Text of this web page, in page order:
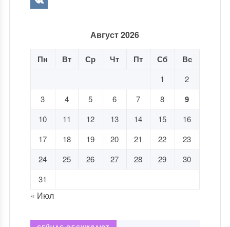
Август 2026
Пн Вт Ср Чт Пт Сб Вс
1
2
3
4 5 6 7 8 9
10 11 12 13 14 15
16
17
18 19 20 21 22
23
24
25 26 27 28 29
30
31
« Июл